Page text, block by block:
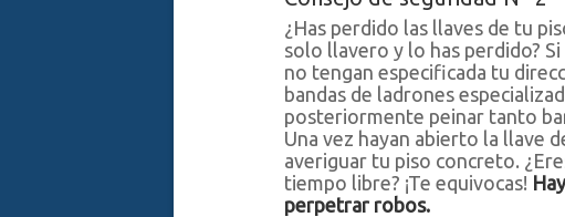
¿Has perdido las llaves de tu
solo llavero y lo has perdido?
no tengan especificada tu
bandas de ladrones
posteriormente peinar tanto
Una vez hayan abierto la llave
averiguar tu piso concreto.
tiempo libre? ¡Te equivocas!
perpetrar robos.